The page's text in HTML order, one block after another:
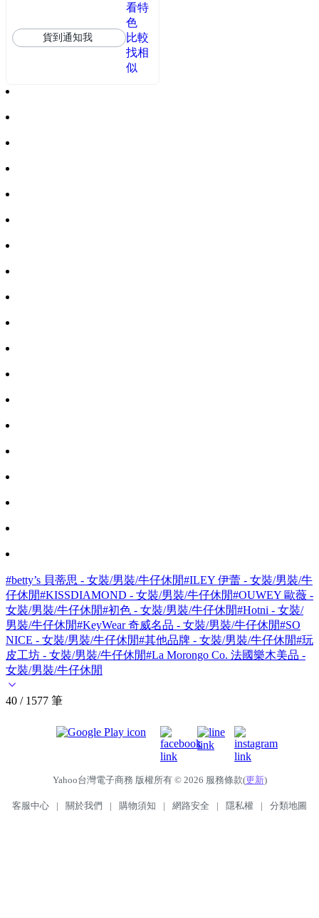
貨到通知我
看特
色
比較
找相
似
#betty’s 貝蒂思 - 女裝/男裝/牛仔休閒#ILEY 伊蕾 - 女裝/男裝/牛
仔休閒#KISSDIAMOND - 女裝/男裝/牛仔休閒#OUWEY 歐薇 -
女裝/男裝/牛仔休閒#初色 - 女裝/男裝/牛仔休閒#Hotni - 女裝/
男裝/牛仔休閒#KeyWear 奇威名品 - 女裝/男裝/牛仔休閒#SO
NICE - 女裝/男裝/牛仔休閒#其他品牌 - 女裝/男裝/牛仔休閒#玩
皮工坊 - 女裝/男裝/牛仔休閒#La Morongo Co. 法國樂木美品 -
女裝/男裝/牛仔休閒
40 / 1577 筆
Yahoo台灣電子商務 版權所有 © 2026 服務條款(更新)
客服中心 | 關於我們 | 購物須知 | 網路安全 | 隱私權 | 分類地圖